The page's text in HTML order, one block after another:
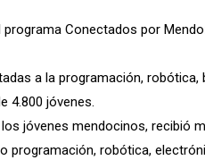
Conectados por
a la programación,
4.800 jóvenes.
jóvenes mendocinos, recibió
robótica,